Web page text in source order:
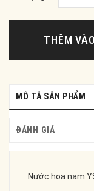
THÊM
MÔ TẢ SẢN PHẨM
ĐÁNH GIÁ
Nước hoa nam